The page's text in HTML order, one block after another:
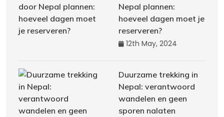
Nepal plannen:
hoeveel dagen moet je
reserveren?
12th May, 2024
Duurzame trekking in
Nepal: verantwoord
wandelen en geen
sporen nalaten